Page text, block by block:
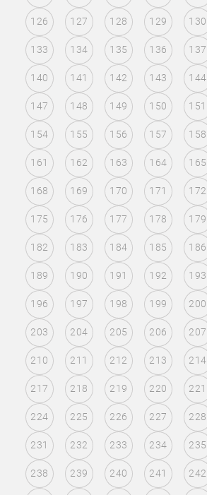
126 127 128 129 130
133 134 135 136 137
140 141 142 143 144
147 148 149 150 151
154 155 156 157 158
161 162 163 164 165
168 169 170 171 172
175 176 177 178 179
182 183 184 185 186
189 190 191 192 193
196 197 198 199 200
203 204 205 206 207
210 211 212 213 214
217 218 219 220 221
224 225 226 227 228
231 232 233 234 235
238 239 240 241 242